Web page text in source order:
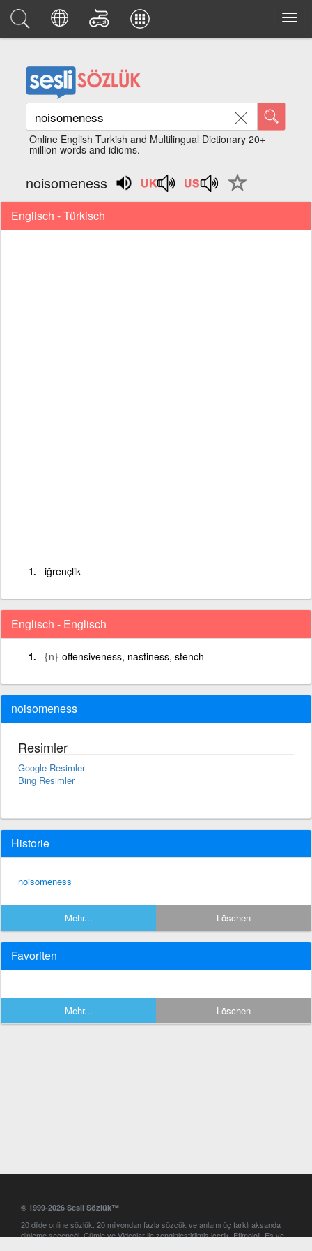
Online English Turkish and Multilingual Dictionary 20+
million words and idioms.
noisomeness
Englisch - Türkisch
iğrençlik
Englisch - Englisch
{n} offensiveness, nastiness, stench
noisomeness
Resimler
Google Resimler
Bing Resimler
Historie
noisomeness
Mehr... Löschen
Favoriten
Mehr... Löschen
© 1999-2026 Sesli Sözlük™
20 dilde online sözlük. 20 milyondan fazla sözcük ve anlamı üç farklı aksanda
dinleme seçeneği. Cümle ve Videolar ile zenginleştirilmiş içerik. Etimoloji, Eş ve